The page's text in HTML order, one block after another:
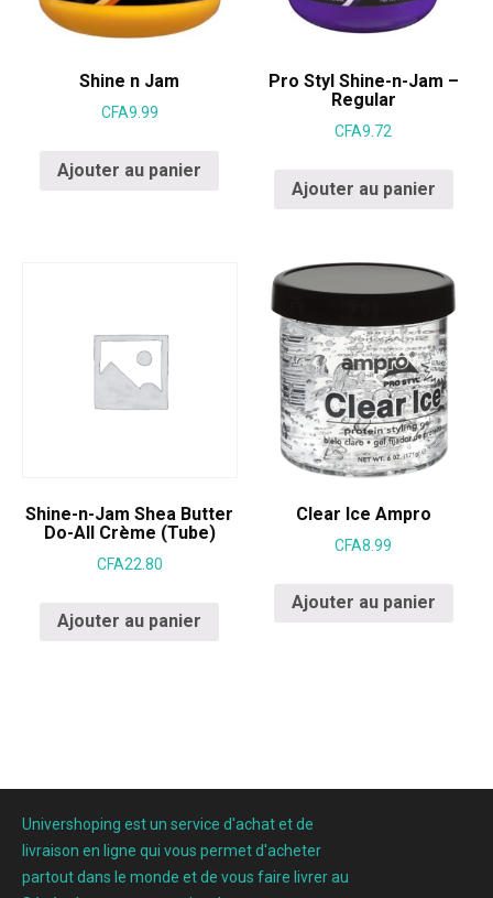
Shine n Jam
CFA9.99
Ajouter au panier
Pro Styl Shine-n-Jam –
Regular
CFA9.72
Ajouter au panier
Shine-n-Jam Shea Butter
Do-All Crème (Tube)
CFA22.80
Ajouter au panier
Clear Ice Ampro
CFA8.99
Ajouter au panier
Univershoping est un service d'achat et de
livraison en ligne qui vous permet d'acheter
partout dans le monde et de vous faire livrer au